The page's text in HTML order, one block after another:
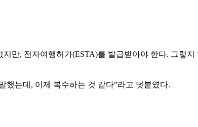
만, 전자여행허가(ESTA)를 발급받아야 한다. 그렇
했는데, 이제 복수하는 것 같다”라고 덧붙였다.